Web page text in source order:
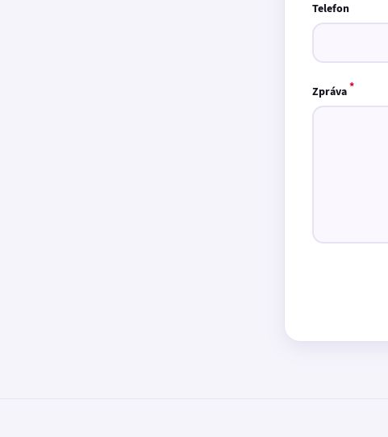
Telefon
Zpráva*